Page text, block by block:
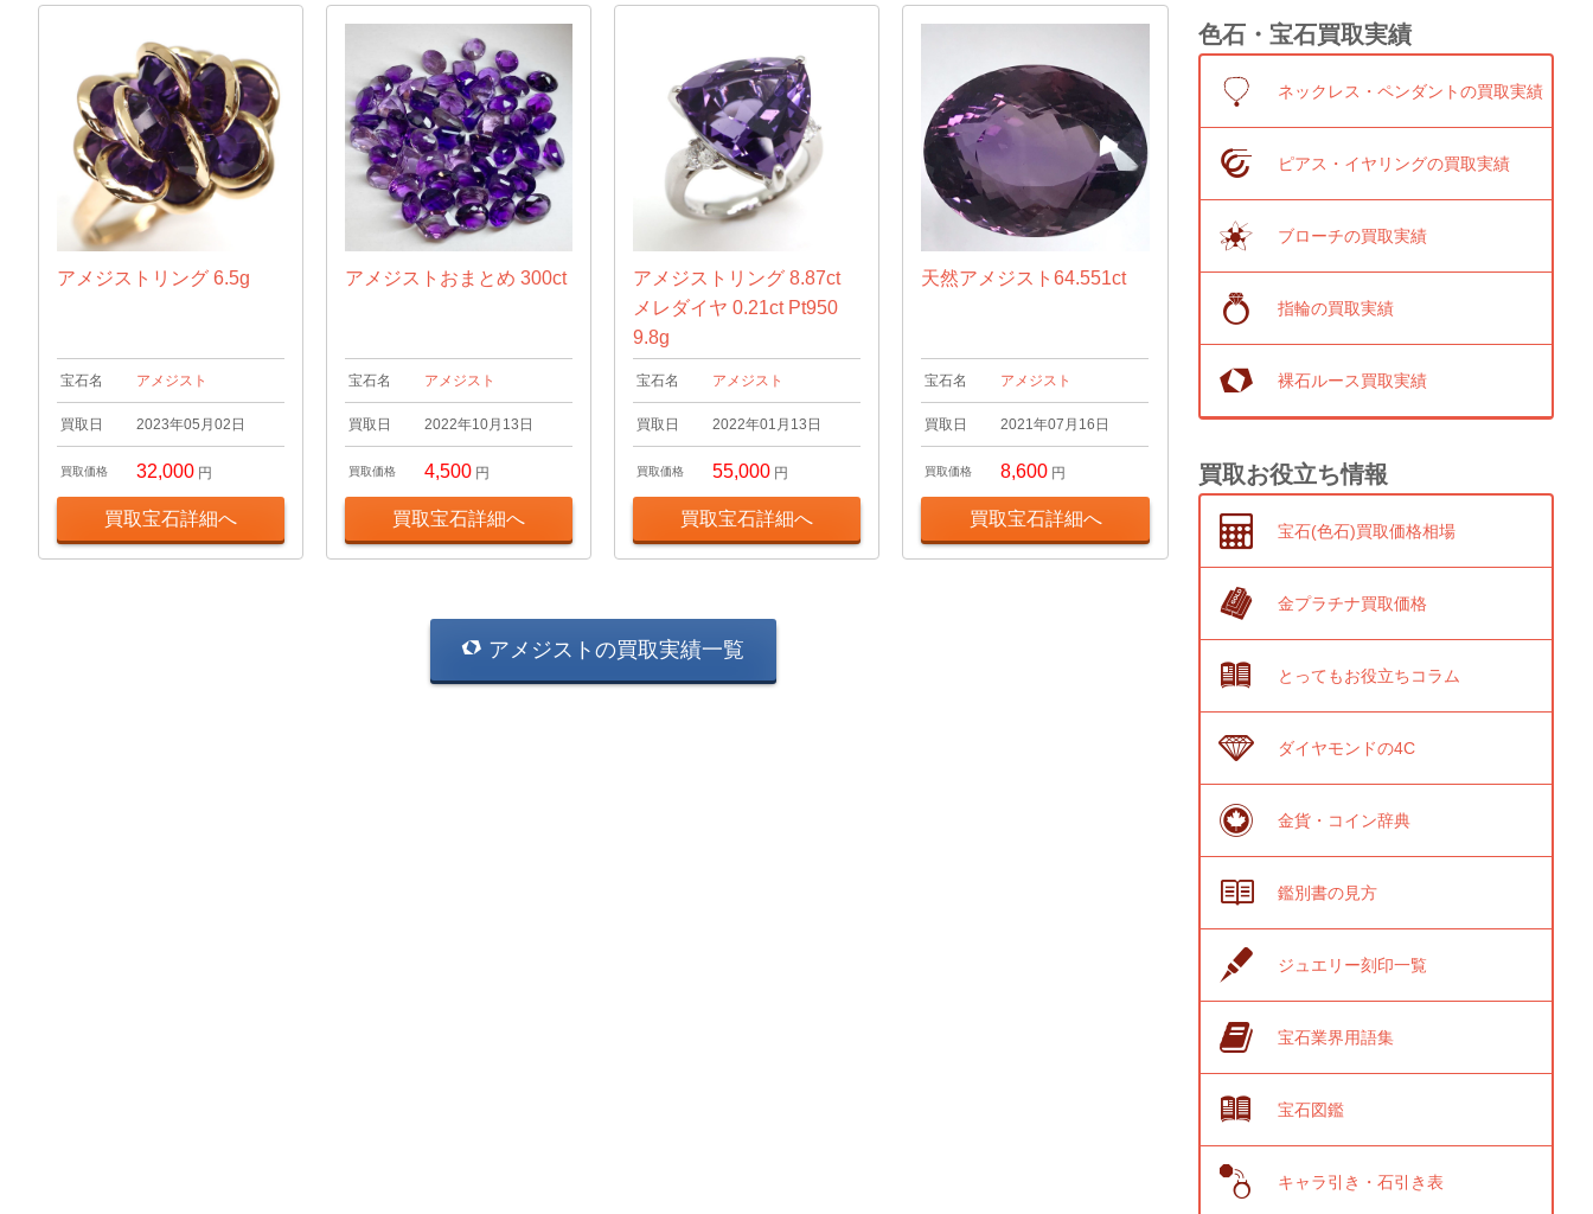
アメジストリング 6.5g
宝石名 アメジスト
買取日 2023年05月02日
買取価格 32,000 円
買取宝石詳細へ
アメジストおまとめ 300ct
宝石名 アメジスト
買取日 2022年10月13日
買取価格 4,500 円
買取宝石詳細へ
アメジストリング 8.87ct
メレダイヤ 0.21ct Pt950
9.8g
宝石名 アメジスト
買取日 2022年01月13日
買取価格 55,000 円
買取宝石詳細へ
天然アメジスト64.551ct
宝石名 アメジスト
買取日 2021年07月16日
買取価格 8,600 円
買取宝石詳細へ
アメジストの買取実績一覧
色石・宝石買取実績
ネックレス・ペンダントの買取実績
ピアス・イヤリングの買取実績
ブローチの買取実績
指輪の買取実績
裸石ルース買取実績
買取お役立ち情報
宝石(色石)買取価格相場
金プラチナ買取価格
とってもお役立ちコラム
ダイヤモンドの4C
金貨・コイン辞典
鑑別書の見方
ジュエリー刻印一覧
宝石業界用語集
宝石図鑑
キャラ引き・石引き表